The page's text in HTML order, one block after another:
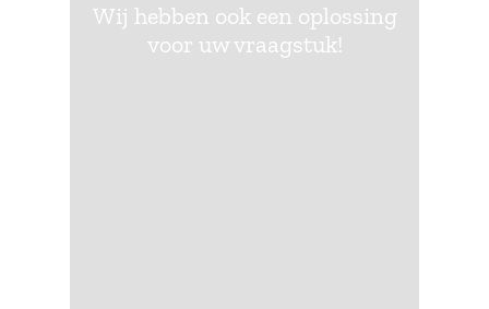
Wij hebben ook een oplossing
voor uw vraagstuk!